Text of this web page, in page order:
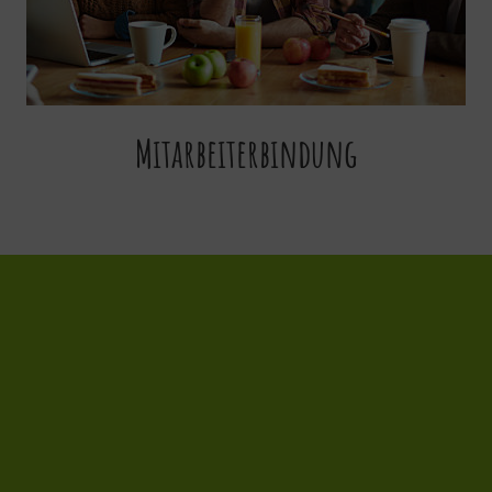
Mitarbeiterbindung